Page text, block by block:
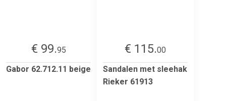
€ 99.95
Gabor 62.712.11 beige
€ 115.00
Sandalen met sleehak
Rieker 61913